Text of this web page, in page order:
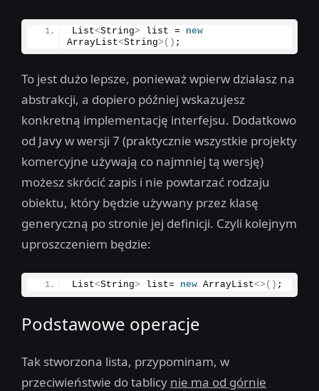
List<String> list = new
ArrayList<String>() ;
To jest dużo lepsze, ponieważ wpierw działasz na
abstrakcji, a dopiero później wskazujesz
konkretną implementację interfejsu. Dodatkowo
od Javy w wersji 7 (praktycznie wszystkie projekty
komercyjne używają co najmniej tą wersję)
możesz skrócić zapis i nie powtarzać rodzaju
obiektu, który będzie używany przez klasę
generyczną po stronie jej definicji. Czyli kolejnym
uproszczeniem będzie:
List<String> list= new ArrayList<>() ;
Podstawowe operacje
Tak stworzona lista, przypominam, w
przeciwieństwie do tablicy nie ma od górnie